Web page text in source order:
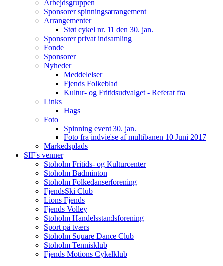
Arbejdsgruppen
Sponsorer spinningsarrangement
Arrangementer
Støt cykel nr. 11 den 30. jan.
Sponsorer privat indsamling
Fonde
Sponsorer
Nyheder
Meddelelser
Fjends Folkeblad
Kultur- og Fritidsudvalget - Referat fra
Links
Hags
Foto
Spinning event 30. jan.
Foto fra indvielse af multibanen 10 Juni 2017
Markedsplads
SIF's venner
Stoholm Fritids- og Kulturcenter
Stoholm Badminton
Stoholm Folkedanserforening
FjendsSki Club
Lions Fjends
Fjends Volley
Stoholm Handelsstandsforening
Sport på tværs
Stoholm Square Dance Club
Stoholm Tennisklub
Fjends Motions Cykelklub